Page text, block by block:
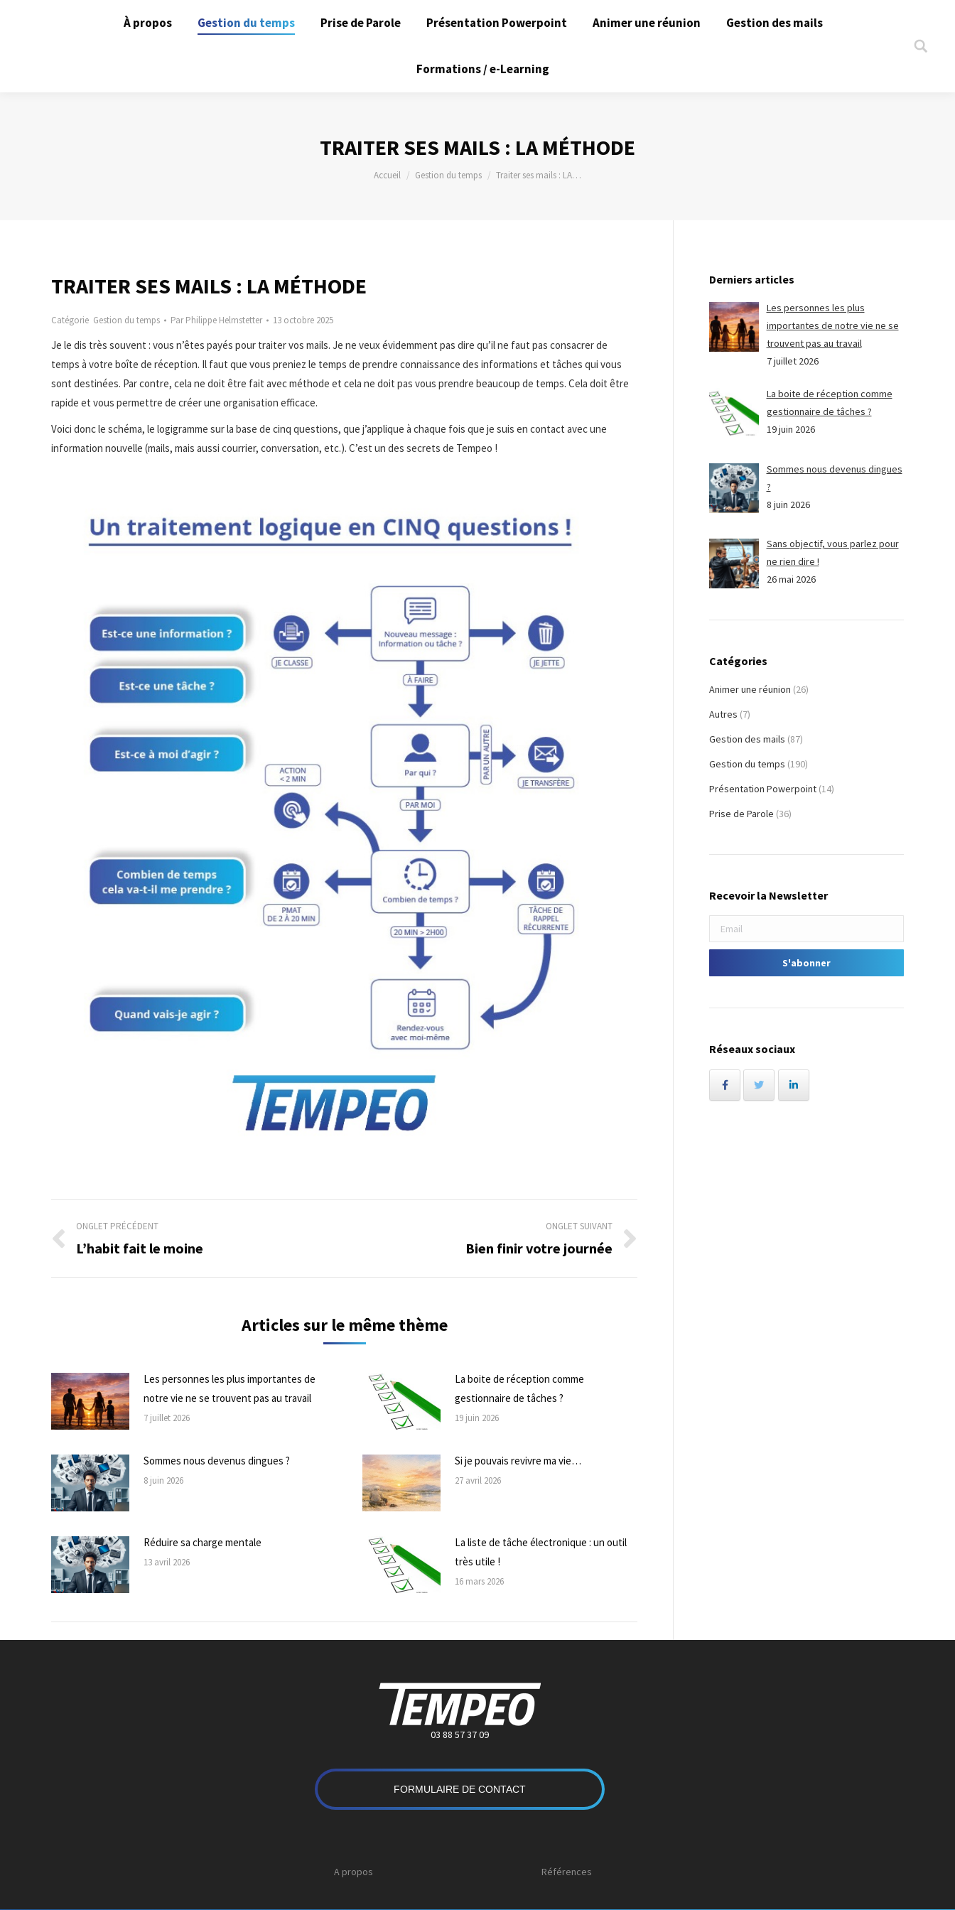
À propos Gestion du temps Prise de Parole Présentation Powerpoint Animer une réunion Gestion des mails
Formations / e-Learning
Search:
TRAITER SES MAILS : LA MÉTHODE
Vous êtes ici :
Accueil Gestion du temps Traiter ses mails : LA…
TRAITER SES MAILS : LA MÉTHODE
Catégorie Gestion du temps ParPhilippe Helmstetter 13 octobre 2025
Je le dis très souvent : vous n’êtes payés pour traiter vos mails. Je ne veux évidemment pas dire qu’il ne faut pas consacrer de
temps à votre boîte de réception. Il faut que vous preniez le temps de prendre connaissance des informations et tâches qui vous
sont destinées. Par contre, cela ne doit être fait avec méthode et cela ne doit pas vous prendre beaucoup de temps. Cela doit être
rapide et vous permettre de créer une organisation efficace.
Voici donc le schéma, le logigramme sur la base de cinq questions, que j’applique à chaque fois que je suis en contact avec une
information nouvelle (mails, mais aussi courrier, conversation, etc.). C’est un des secrets de Tempeo !
Navigation
de
commentaire
ONGLET PRÉCÉDENT
Onglet
L’habit fait le moine
ONGLET SUIVANT
Bien finir votre journée
Articles sur le même thème
Les personnes les plus importantes de
notre vie ne se trouvent pas au travail
7 juillet 2026
La boite de réception comme
gestionnaire de tâches ?
19 juin 2026
Sommes nous devenus dingues ?
8 juin 2026
Si je pouvais revivre ma vie…
27 avril 2026
Réduire sa charge mentale
13 avril 2026
La liste de tâche électronique : un outil
très utile !
16 mars 2026
Derniers articles
Les personnes les plus
importantes de notre vie ne se
trouvent pas au travail
7 juillet 2026
La boite de réception comme
gestionnaire de tâches ?
19 juin 2026
Sommes nous devenus dingues
?
8 juin 2026
Sans objectif, vous parlez pour
ne rien dire !
26 mai 2026
Catégories
Animer une réunion (26)
Autres (7)
Gestion des mails (87)
Gestion du temps (190)
Présentation Powerpoint (14)
Prise de Parole (36)
Recevoir la Newsletter
Réseaux sociaux
03 88 57 37 09
FORMULAIRE DE CONTACT
A propos Références